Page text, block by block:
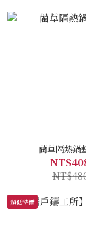
藺草隔熱鍋
超低特價